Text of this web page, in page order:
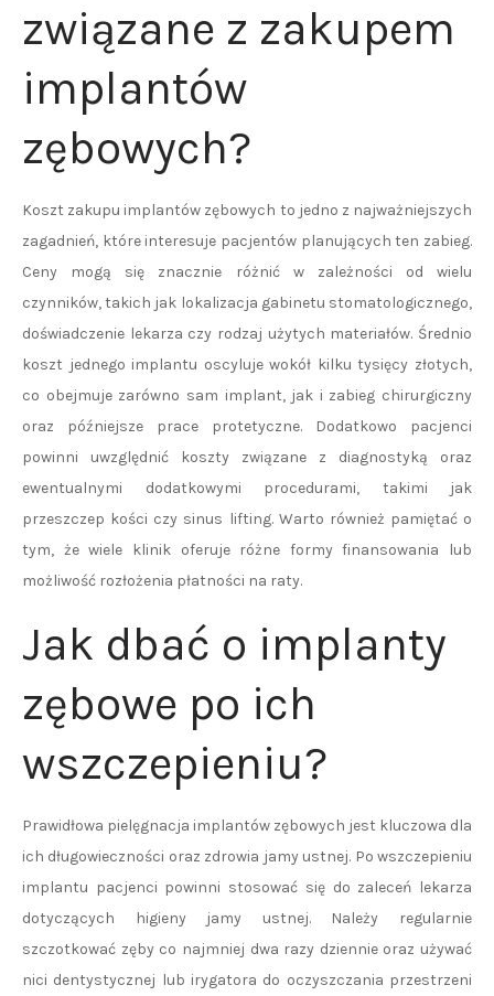
związane z zakupem
implantów
zębowych?
Koszt zakupu implantów zębowych to jedno z najważniejszych
zagadnień, które interesuje pacjentów planujących ten zabieg.
Ceny mogą się znacznie różnić w zależności od wielu
czynników, takich jak lokalizacja gabinetu stomatologicznego,
doświadczenie lekarza czy rodzaj użytych materiałów. Średnio
koszt jednego implantu oscyluje wokół kilku tysięcy złotych,
co obejmuje zarówno sam implant, jak i zabieg chirurgiczny
oraz późniejsze prace protetyczne. Dodatkowo pacjenci
powinni uwzględnić koszty związane z diagnostyką oraz
ewentualnymi dodatkowymi procedurami, takimi jak
przeszczep kości czy sinus lifting. Warto również pamiętać o
tym, że wiele klinik oferuje różne formy finansowania lub
możliwość rozłożenia płatności na raty.
Jak dbać o implanty
zębowe po ich
wszczepieniu?
Prawidłowa pielęgnacja implantów zębowych jest kluczowa dla
ich długowieczności oraz zdrowia jamy ustnej. Po wszczepieniu
implantu pacjenci powinni stosować się do zaleceń lekarza
dotyczących higieny jamy ustnej. Należy regularnie
szczotkować zęby co najmniej dwa razy dziennie oraz używać
nici dentystycznej lub irygatora do oczyszczania przestrzeni